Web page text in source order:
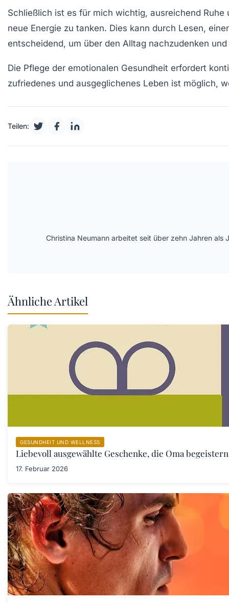
Schließlich ist es für mich wichtig, ausreichend Ruhe
neue Energie zu tanken. Dies kann durch Lesen,
entscheidend, um über den Alltag nachzudenken
Die Pflege der emotionalen Gesundheit erfordert
zufriedenes und ausgeglichenes Leben ist möglich,
Teilen:
Christina Neumann arbeitet seit über zehn Jahren als
Ähnliche Artikel
GESUNDHEIT UND WELLNESS
Liebevoll ausgewählte Geschenke, die Oma
17. Februar 2026